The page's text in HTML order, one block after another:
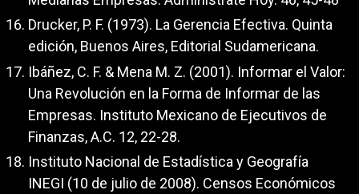
Drucker, P. F. (1973). La Gerencia Efectiva. Quinta
edición, Buenos Aires, Editorial Sudamericana.
Ibáñez, C. F. & Mena M. Z. (2001). Informar el Valor:
Una Revolución en la Forma de Informar de las
Empresas. Instituto Mexicano de Ejecutivos de
Finanzas, A.C. 12, 22-28.
Instituto Nacional de Estadística y Geografía
INEGI (10 de julio de 2008). Censos Económicos